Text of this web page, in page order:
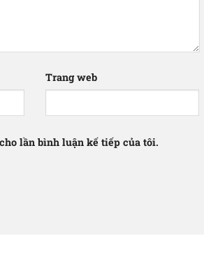
Trang web
lần bình luận kế tiếp của tôi.